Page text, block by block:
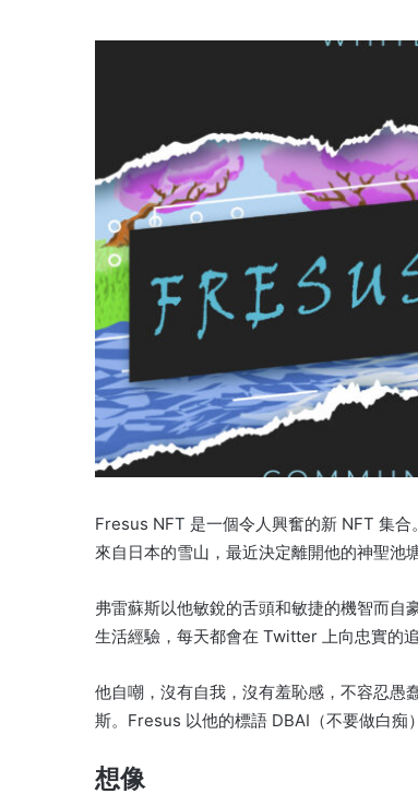
Fresus NFT 是一個令人興奮的新 NFT 集合。
來自日本的雪山，最近決定離開他的神聖池
弗雷蘇斯以他敏銳的舌頭和敏捷的機智而自豪
生活經驗，每天都會在 Twitter 上向忠實的
他自嘲，沒有自我，沒有羞恥感，不容忍愚蠢
斯。 Fresus 以他的標語 DBAI（不要做白痴
想像